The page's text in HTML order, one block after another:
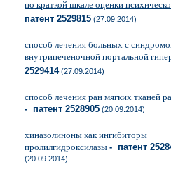
по краткой шкале оценки
патент 2529815 (27.09.2014)
способ лечения больных с
внутрипеченочной портальной
2529414(27.09.2014)
способ лечения ран мягких тканей
- патент 2528905 (20.09.2014)
хиназолиноны как ингибиторы
пролилгидроксилазы - патент
(20.09.2014)